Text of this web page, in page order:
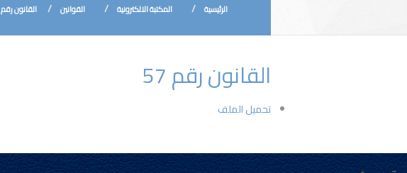
الرئيسية المكتبة الالكترونية القوانين القانون رقم 57
القانون رقم 57
تحميل الملف